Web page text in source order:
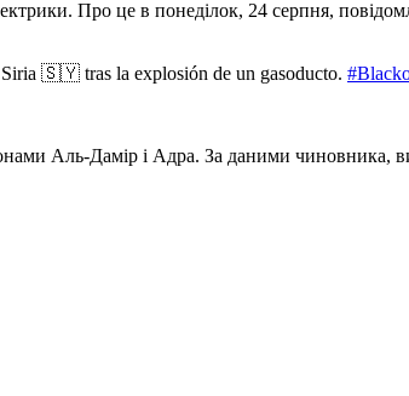
Про це в понеділок, 24 серпня,
Siria 🇸🇾 tras la explosión de un gasoducto.
Аль-Дамір і Адра. За даними чиновника,